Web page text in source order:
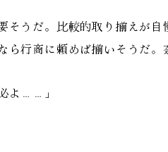
うだ。比較的取り揃えが
行商に頼めば揃いそうだ
よ……」